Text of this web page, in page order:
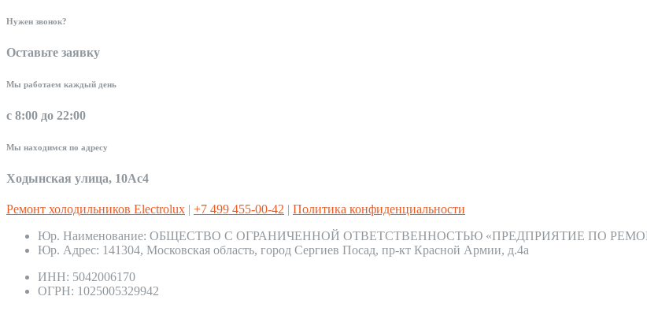
Нужен звонок?
Оставьте заявку
Мы работаем каждый день
с 8:00 до 22:00
Мы находимся по адресу
Ходынская улица, 10Ас4
Ремонт холодильников Electrolux | +7 499 455-00-42 | Политика конфиденциальности
Юр. Наименование: ОБЩЕСТВО С ОГРАНИЧЕННОЙ ОТВЕТСТВЕННОСТЬЮ «ПРЕДПРИЯТИЕ ПО
Юр. Адрес: 141304, Московская область, город Сергиев Посад, пр-кт Красной Армии, д.4а
ИНН: 5042006170
ОГРН: 1025005329942